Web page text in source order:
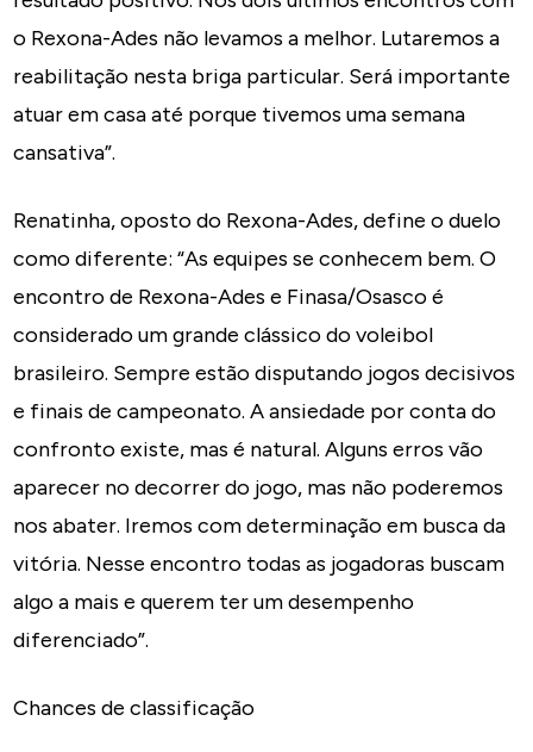
o Rexona-Ades não levamos a melhor. Lutaremos a
reabilitação nesta briga particular. Será importante
atuar em casa até porque tivemos uma semana
cansativa”.
Renatinha, oposto do Rexona-Ades, define o duelo
como diferente: “As equipes se conhecem bem. O
encontro de Rexona-Ades e Finasa/Osasco é
considerado um grande clássico do voleibol
brasileiro. Sempre estão disputando jogos decisivos
e finais de campeonato. A ansiedade por conta do
confronto existe, mas é natural. Alguns erros vão
aparecer no decorrer do jogo, mas não poderemos
nos abater. Iremos com determinação em busca da
vitória. Nesse encontro todas as jogadoras buscam
algo a mais e querem ter um desempenho
diferenciado”.
Chances de classificação